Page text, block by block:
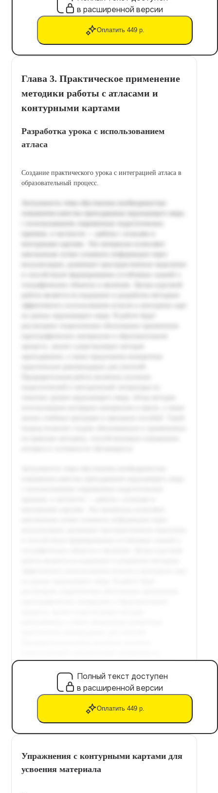
в расширенной версии
Оплатить 449 р.
Глава 3. Практическое применение
методики работы с атласами и
контурными картами
Разработка урока с использованием
атласа
Создание практического урока с интеграцией атласа в
образовательный процесс.
Полный текст доступен
в расширенной версии
Оплатить 449 р.
Упражнения с контурными картами для
усвоения материала